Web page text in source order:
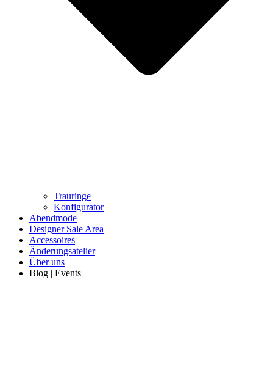
Trauringe
Konfigurator
Abendmode
Designer Sale Area
Accessoires
Änderungsatelier
Über uns
Blog | Events